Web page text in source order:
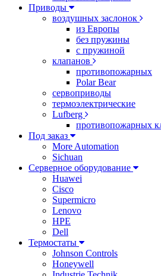
Приводы
воздушных заслонок
из Европы
без пружины
с пружиной
клапанов
противопожарных
Polar Bear
сервоприводы
термоэлектрические
Lufberg
противопожарных
Под заказ
More Automation
Sichuan
Серверное оборудование
Huawei
Cisco
Supermicro
Lenovo
HPE
Dell
Термостаты
Johnson Controls
Honeywell